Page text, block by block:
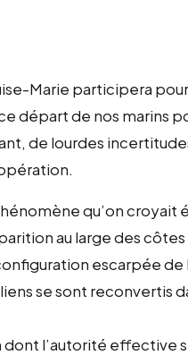
Marie participera
départ de nos marins
de lourdes
qu’on croyait
au large des
escarpée
se sont reconvertis
l’autorité effective